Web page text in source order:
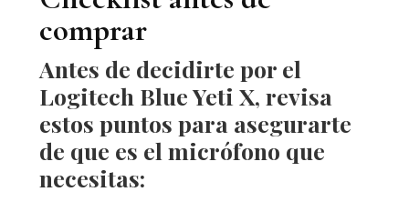
comprar
Antes de decidirte por el
Logitech Blue Yeti X, revisa
estos puntos para asegurarte
de que es el micrófono que
necesitas: